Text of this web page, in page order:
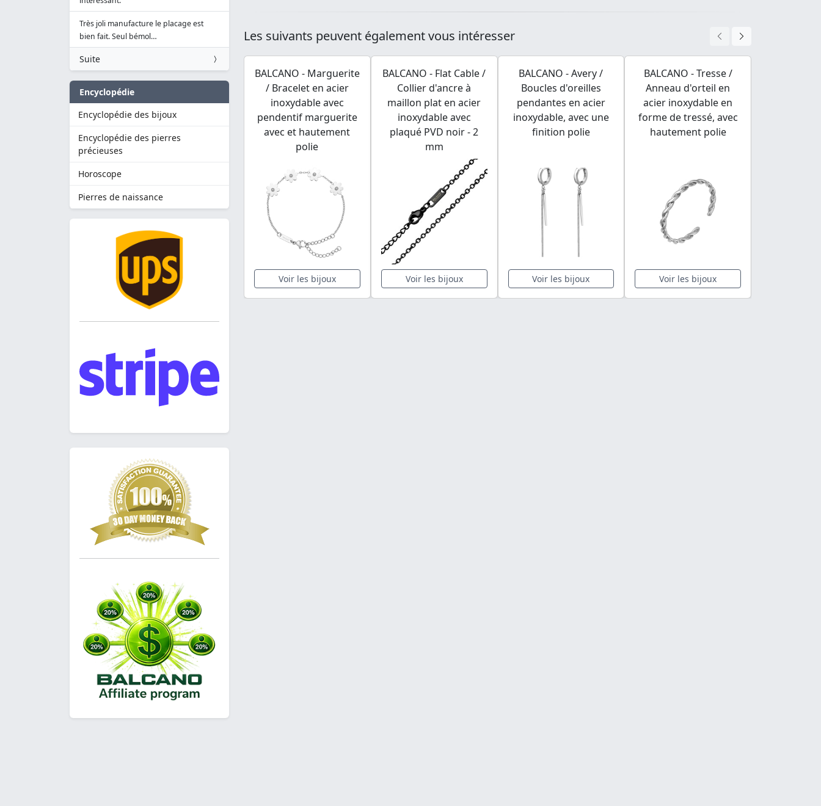
Très joli manufacture le placage est
bien fait. Seul bémol…
Suite
Encyclopédie
Encyclopédie des bijoux
Encyclopédie des pierres
précieuses
Horoscope
Pierres de naissance
Les suivants peuvent également vous intéresser
BALCANO - Marguerite
/ Bracelet en acier
inoxydable avec
pendentif marguerite
avec et hautement
polie
Voir les bijoux
BALCANO - Flat Cable /
Collier d'ancre à
maillon plat en acier
inoxydable avec
plaqué PVD noir - 2
mm
Voir les bijoux
BALCANO - Avery /
Boucles d'oreilles
pendantes en acier
inoxydable, avec une
finition polie
Voir les bijoux
BALCANO - Tresse /
Anneau d'orteil en
acier inoxydable en
forme de tressé, avec
hautement polie
Voir les bijoux